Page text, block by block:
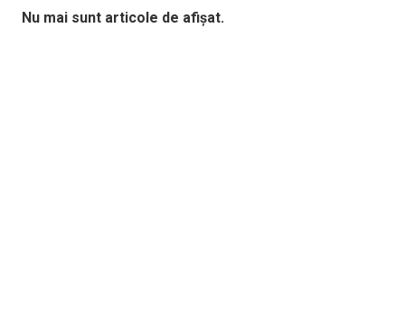
Nu mai sunt articole de afișat.